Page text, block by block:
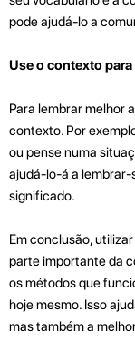
pode ajudá-lo a
Use o contexto
Para lembrar melhor
contexto. Por
ou pense numa
ajudá-lo-á a lembrar-
significado.
Em conclusão,
parte importante da
os métodos que
hoje mesmo. Isso
mas também a